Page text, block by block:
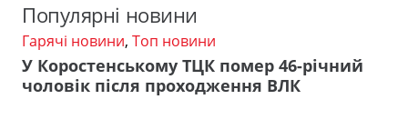
Популярні новини
Гарячі новини, Топ новини
У Коростенському ТЦК помер 46-річний
чоловік після проходження ВЛК